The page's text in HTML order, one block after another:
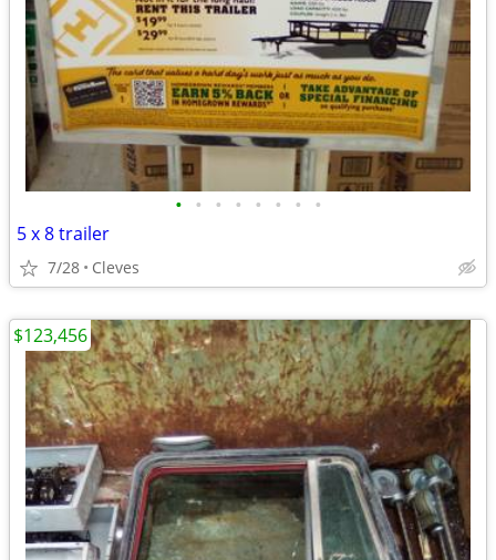
• • • • • • • •
5 x 8 trailer
7/28 Cleves
$123,456